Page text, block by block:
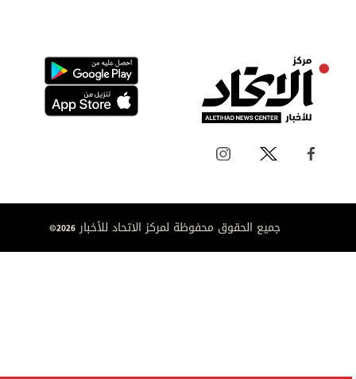
جميع الحقوق محفوظة لمركز الاتحاد للأخبار 2026©